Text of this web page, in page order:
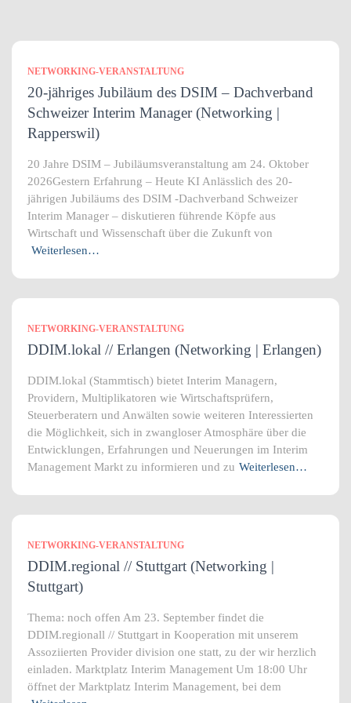
NETWORKING-VERANSTALTUNG
20-jähriges Jubiläum des DSIM – Dachverband
Schweizer Interim Manager (Networking |
Rapperswil)
20 Jahre DSIM – Jubiläumsveranstaltung am 24. Oktober
2026Gestern Erfahrung – Heute KI Anlässlich des 20-
jährigen Jubiläums des DSIM -Dachverband Schweizer
Interim Manager – diskutieren führende Köpfe aus
Wirtschaft und Wissenschaft über die Zukunft von
Weiterlesen…
NETWORKING-VERANSTALTUNG
DDIM.lokal // Erlangen (Networking | Erlangen)
DDIM.lokal (Stammtisch) bietet Interim Managern,
Providern, Multiplikatoren wie Wirtschaftsprüfern,
Steuerberatern und Anwälten sowie weiteren Interessierten
die Möglichkeit, sich in zwangloser Atmosphäre über die
Entwicklungen, Erfahrungen und Neuerungen im Interim
Management Markt zu informieren und zu Weiterlesen…
NETWORKING-VERANSTALTUNG
DDIM.regional // Stuttgart (Networking |
Stuttgart)
Thema: noch offen Am 23. September findet die
DDIM.regionall // Stuttgart in Kooperation mit unserem
Assoziierten Provider division one statt, zu der wir herzlich
einladen. Marktplatz Interim Management Um 18:00 Uhr
öffnet der Marktplatz Interim Management, bei dem